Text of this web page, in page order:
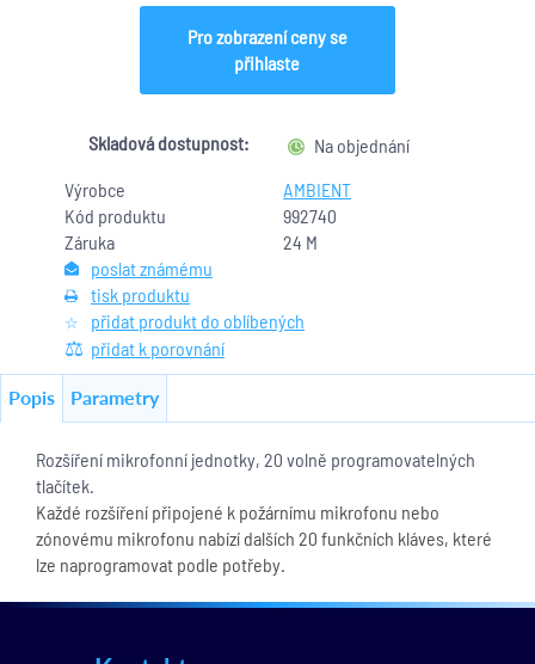
Výrobce
AMBIENT
Kód produktu
992740
Záruka
24 M
poslat známému
tisk produktu
přidat produkt do oblíbených
přidat k porovnání
Pro zobrazení ceny se
přihlaste
Skladová dostupnost: Na objednání
Popis Parametry
Rozšíření mikrofonní jednotky, 20 volně programovatelných
tlačítek.
Každé rozšíření připojené k požárnímu mikrofonu nebo
zónovému mikrofonu nabízí dalších 20 funkčních kláves, které
lze naprogramovat podle potřeby.